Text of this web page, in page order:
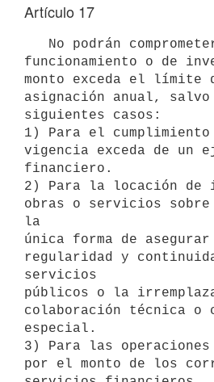
Artículo 17
funcionamiento o de
monto exceda el límite
asignación anual,
siguientes casos:
1) Para el
vigencia exceda de un
financiero.
2) Para la locación de
obras o servicios sobre
la
única forma de
regularidad y
servicios
públicos o la
colaboración técnica
especial.
3) Para las
por el monto de los